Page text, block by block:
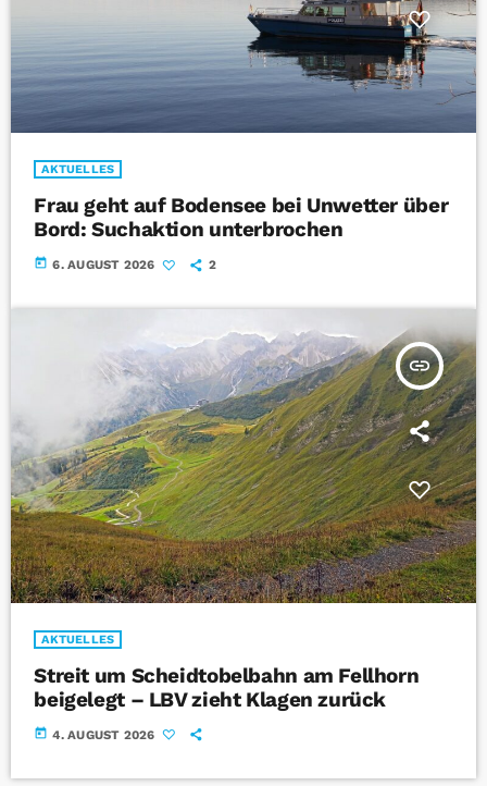
AKTUELLES
Frau geht auf Bodensee bei Unwetter über
Bord: Suchaktion unterbrochen
today 6. AUGUST 2026 2
insert_link
AKTUELLES
Streit um Scheidtobelbahn am Fellhorn
beigelegt – LBV zieht Klagen zurück
today 4. AUGUST 2026